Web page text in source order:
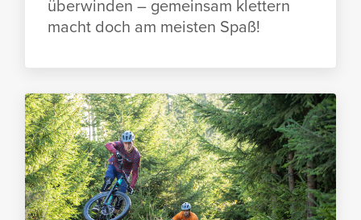
über­winden – gemeinsam klet­tern
macht doch am meisten Spaß!